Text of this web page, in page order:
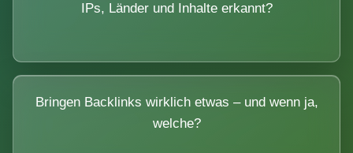
IPs, Länder und Inhalte erkannt?
Bringen Backlinks wirklich etwas – und wenn ja,
welche?